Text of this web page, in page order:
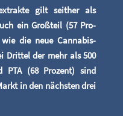
gilt seit­her als
ein Groß­teil (57 Pro­
die neue Can­na­bis-
Drit­tel der mehr als 500
PTA (68 Pro­zent) sind
in den nächs­ten drei